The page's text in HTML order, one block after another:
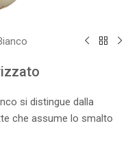
si distingue dalla
che assume lo smalto